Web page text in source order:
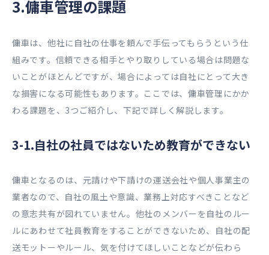
3.傭車管理の課題
傭車は、他社に自社の仕事を頼んで手伝ってもらうという仕
組みです。信頼できる相手とやり取りしている場合は問題な
いことがほとんどですが、場合によっては自社にとって大き
な損害になる可能性もあります。ここでは、傭車管理にかか
わる課題を、3つご紹介し、下記で詳しく解説します。
3-1.自社の社員ではないため教育ができない
傭車となるのは、元請けや下請けの運送会社や個人事業主の
業者なので、自社の風土や意識、業務上対応すべきことなど
の意志共有が図れていません。他社のメンバーを自社のルー
ルにあわせて社員教育をすることができないため、自社の配
送モットーやルール、気を付けてほしいことなどが伝わら